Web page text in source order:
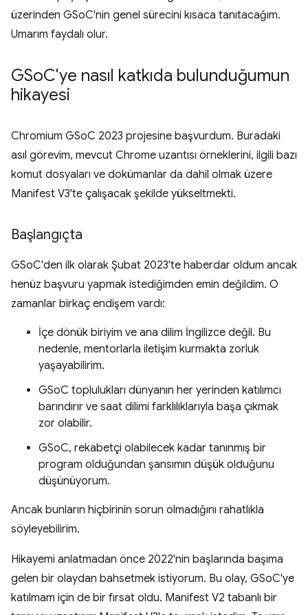
üzerinden GSoC'nin genel sürecini kısaca tanıtacağım.
Umarım faydalı olur.
GSoC'ye nasıl katkıda bulunduğumun
hikayesi
Chromium GSoC 2023 projesine başvurdum. Buradaki
asıl görevim, mevcut Chrome uzantısı örneklerini, ilgili bazı
komut dosyaları ve dokümanlar da dahil olmak üzere
Manifest V3'te çalışacak şekilde yükseltmekti.
Başlangıçta
GSoC'den ilk olarak Şubat 2023'te haberdar oldum ancak
henüz başvuru yapmak istediğimden emin değildim. O
zamanlar birkaç endişem vardı:
İçe dönük biriyim ve ana dilim İngilizce değil. Bu
nedenle, mentorlarla iletişim kurmakta zorluk
yaşayabilirim.
GSoC toplulukları dünyanın her yerinden katılımcı
barındırır ve saat dilimi farklılıklarıyla başa çıkmak
zor olabilir.
GSoC, rekabetçi olabilecek kadar tanınmış bir
program olduğundan şansımın düşük olduğunu
düşünüyorum.
Ancak bunların hiçbirinin sorun olmadığını rahatlıkla
söyleyebilirim.
Hikayemi anlatmadan önce 2022'nin başlarında başıma
gelen bir olaydan bahsetmek istiyorum. Bu olay, GSoC'ye
katılmam için de bir fırsat oldu. Manifest V2 tabanlı bir